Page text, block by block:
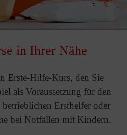
in Ihrer Nähe
Erste-Hilfe-Kurs, den Sie
als Voraussetzung für den
Ersthelfer oder
bei Notfällen mit Kindern.